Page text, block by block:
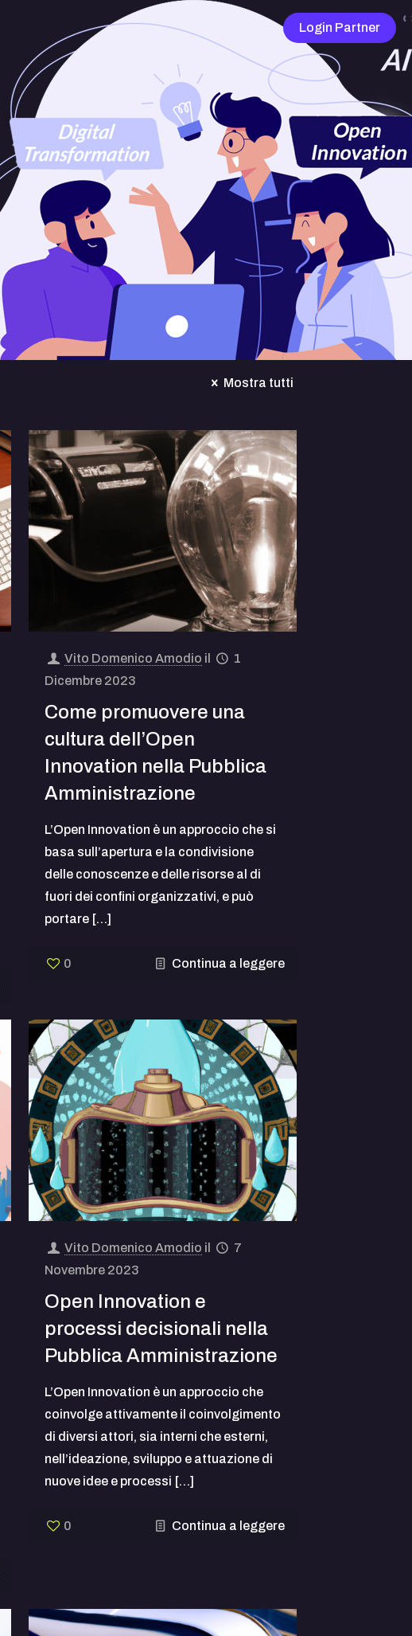
Login Partner
Mostra tutti
Vito Domenico Amodio il
1
Dicembre 2023
Come promuovere una
cultura dell’Open
Innovation nella Pubblica
Amministrazione
L’Open Innovation è un approccio che si
basa sull’apertura e la condivisione
delle conoscenze e delle risorse al di
fuori dei confini organizzativi, e può
portare[…]
0 Continua a leggere
Vito Domenico Amodio il
7
Novembre 2023
Open Innovation e
processi decisionali nella
Pubblica Amministrazione
L’Open Innovation è un approccio che
coinvolge attivamente il coinvolgimento
di diversi attori, sia interni che esterni,
nell’ideazione, sviluppo e attuazione di
nuove idee e processi […]
0 Continua a leggere